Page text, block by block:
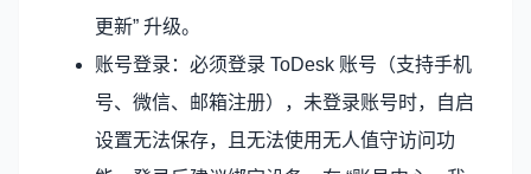
更新” 升级。
账号登录：必须登录 ToDesk 账号（支持手机
号、微信、邮箱注册），未登录账号时，自启
设置无法保存，且无法使用无人值守访问功